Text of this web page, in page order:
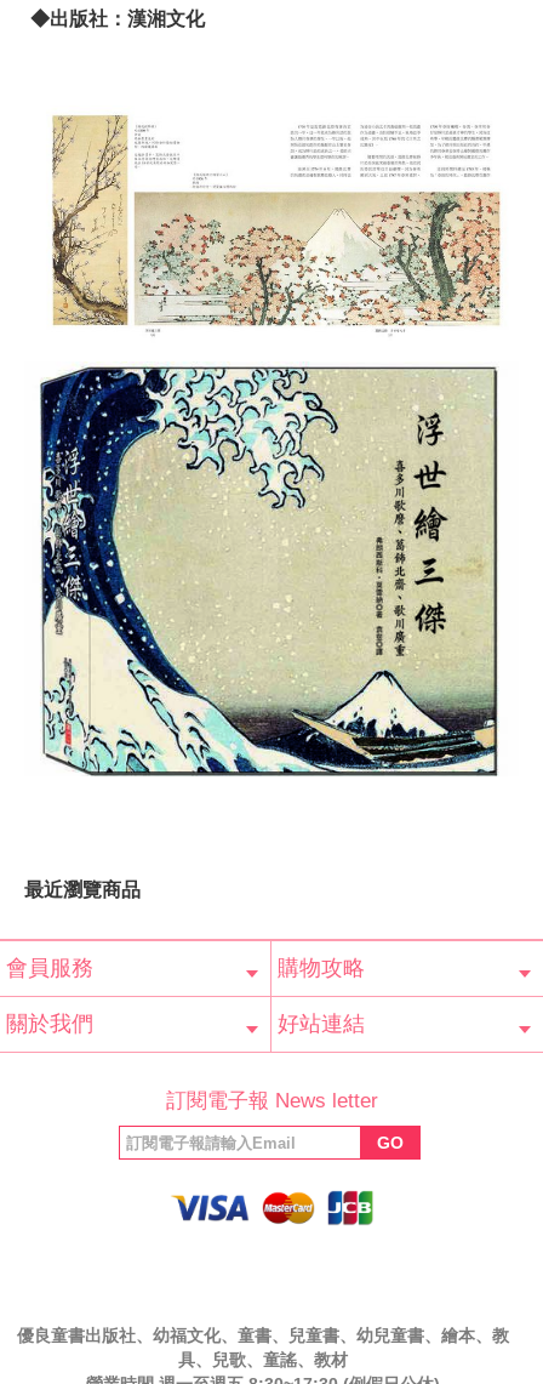
◆出版社：漢湘文化
最近瀏覽商品
會員服務
會員辨法
客服信箱
隱私條款
網站導覽
購物攻略
常見問題
購物說明
訂單查詢
關於我們 好站連結
福利協會
絲專頁
訂閱電子報 News letter
GO
優良童書出版社、幼福文化、童書、兒童書、幼兒童書、繪本、教
具、兒歌、童謠、教材